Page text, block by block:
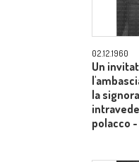
02.12.1960
Un
la
polacco